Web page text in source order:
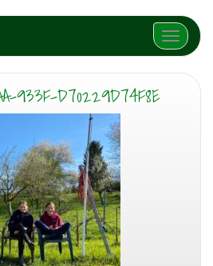
Schalte
933F-D70229D74F8E